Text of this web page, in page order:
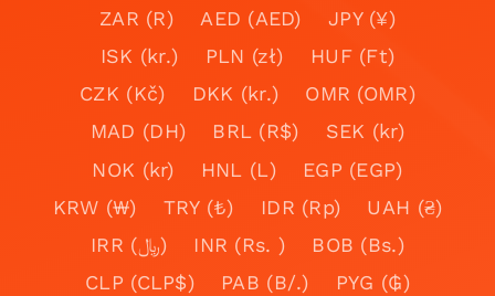
ZAR (R)
AED (AED)
JPY (¥)
ISK (kr.)
PLN (zł)
HUF (Ft)
CZK (Kč)
DKK (kr.)
OMR (OMR)
MAD (DH)
BRL (R$)
SEK (kr)
NOK (kr)
HNL (L)
EGP (EGP)
KRW (₩)
TRY (₺) IDR (Rp)
UAH (₴)
IRR (﷼)
INR (Rs. )
BOB (Bs.)
CLP (CLP$)
PAB (B/.)
PYG (₲)